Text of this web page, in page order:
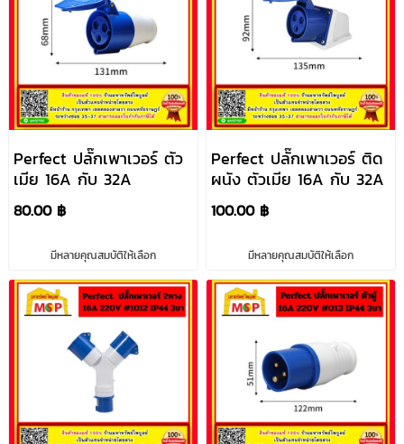
Perfect ปลั๊กเพาเวอร์ ตัว
เมีย 16A กับ 32A
80.00 ฿
มีหลายคุณสมบัติให้เลือก
Perfect ปลั๊กเพาเวอร์ ติด
ผนัง ตัวเมีย 16A กับ 32A
100.00 ฿
มีหลายคุณสมบัติให้เลือก